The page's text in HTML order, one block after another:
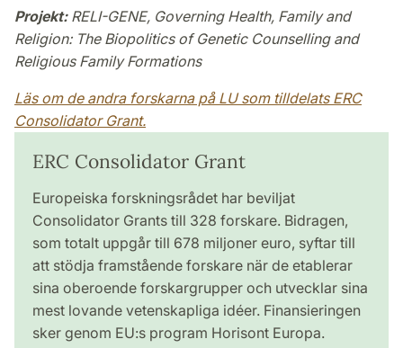
Projekt: RELI-GENE, Governing Health, Family and
Religion: The Biopolitics of Genetic Counselling and
Religious Family Formations
Läs om de andra forskarna på LU som tilldelats ERC
Consolidator Grant.
ERC Consolidator Grant
Europeiska forskningsrådet har beviljat
Consolidator Grants till 328 forskare. Bidragen,
som totalt uppgår till 678 miljoner euro, syftar till
att stödja framstående forskare när de etablerar
sina oberoende forskargrupper och utvecklar sina
mest lovande vetenskapliga idéer. Finansieringen
sker genom EU:s program Horisont Europa.